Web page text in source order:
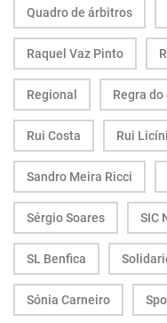
Quadro de árbitros
Raquel Vaz Pinto
Regional Regra
Rui Costa Rui
Sandro Meira Ricci
Sérgio Soares SIC
SL Benfica
Sónia Carneiro